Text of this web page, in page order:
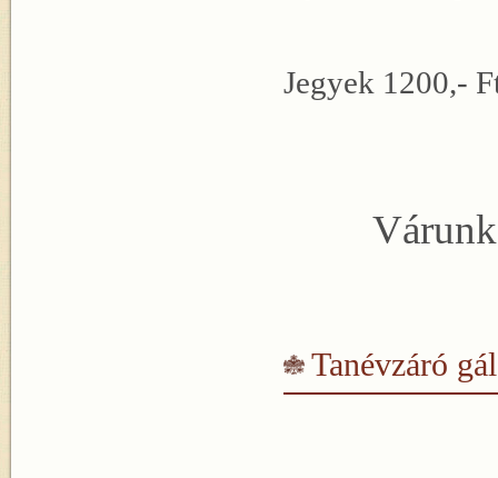
Jegyek 1200,-
Tanévzáró